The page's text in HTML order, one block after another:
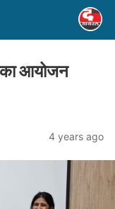
का आयोजन
4 years ago